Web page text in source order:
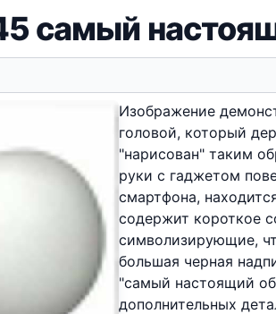
самый
Изображение
головой, который
"нарисован" таким
руки с гаджетом
смартфона,
содержит короткое
символизирующие,
большая черная
"самый настоящий
дополнительных